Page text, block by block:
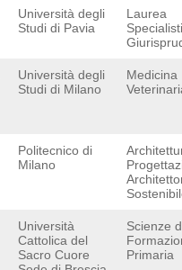
Università degli
Studi di Pavia
Laurea
Università degli
Studi di Milano
Medicina
Politecnico di
Milano
Università
Cattolica del
Sacro Cuore
Scienze
Primaria